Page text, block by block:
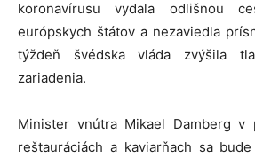
koronavírusu vydala odlišnou
európskych štátov a nezaviedla
týždeň švédska vláda zvýšila
zariadenia.
Minister vnútra Mikael Damberg
reštauráciách a kaviarňach sa